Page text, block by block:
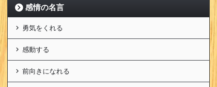
感情の名言
勇気をくれる
感動する
前向きになれる